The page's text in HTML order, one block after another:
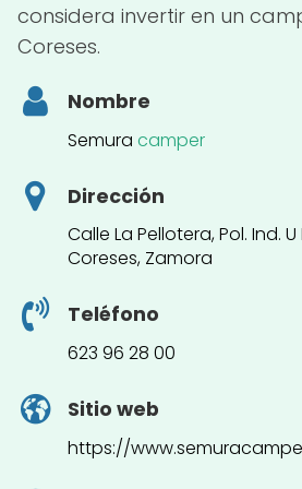
considera invertir en un
Coreses.
Nombre
Semura camper
Dirección
Calle La Pellotera, Pol. Ind.
Coreses, Zamora
Teléfono
623 96 28 00
Sitio web
https://